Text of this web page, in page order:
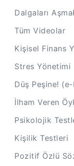
Dalgaları
Tüm Videolar
Kişisel Finans
Stres Yönetimi
Düş Peşine!
İlham Veren
Psikolojik
Kişilik Testleri
Pozitif Özlü